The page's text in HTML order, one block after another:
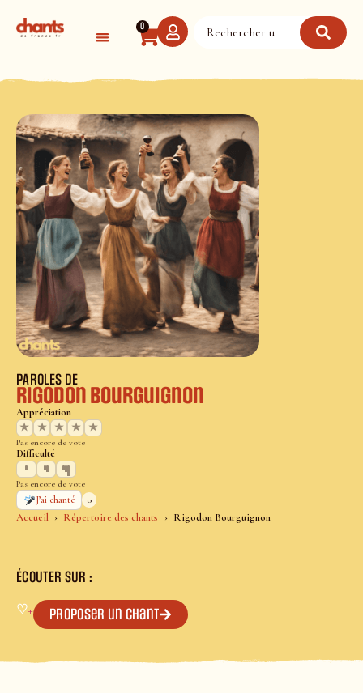
0
Accueil Répertoire des chants Rigodon Bourguignon
PAROLES DE
Rigodon Bourguignon
Appréciation
★
★ ★ ★ ★
Pas encore de vote
Difficulté
Pas encore de vote
J’ai chanté
0
ÉCOUTER SUR :
♡+ Proposer un chant